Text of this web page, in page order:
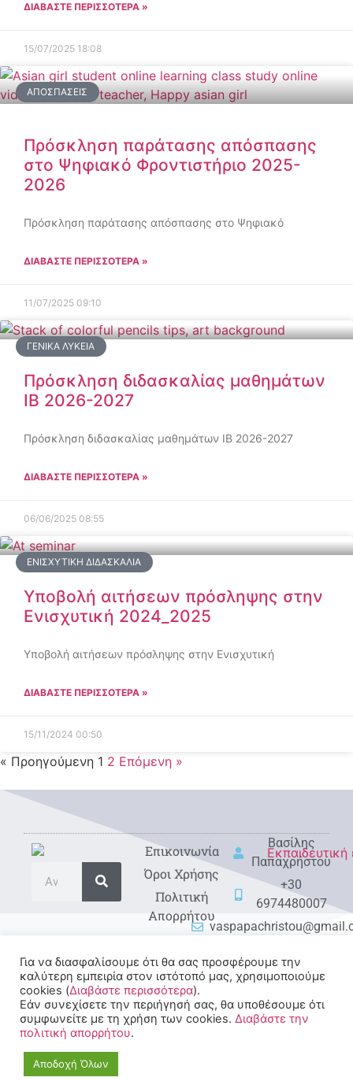
ΔΙΑΒΑΣΤΕ ΠΕΡΙΣΣΟΤΕΡΑ »
15/07/2025 18:08
ΑΠΟΣΠΆΣΕΙΣ
Πρόσκληση παράτασης απόσπασης
στο Ψηφιακό Φροντιστήριο 2025-
2026
Πρόσκληση παράτασης απόσπασης στο Ψηφιακό
ΔΙΑΒΑΣΤΕ ΠΕΡΙΣΣΟΤΕΡΑ »
11/07/2025 09:10
ΓΕΝΙΚΆ ΛΎΚΕΙΑ
Πρόσκληση διδασκαλίας μαθημάτων
ΙΒ 2026-2027
Πρόσκληση διδασκαλίας μαθημάτων ΙΒ 2026-2027
ΔΙΑΒΑΣΤΕ ΠΕΡΙΣΣΟΤΕΡΑ »
06/06/2025 08:55
ΕΝΙΣΧΥΤΙΚΉ ΔΙΔΑΣΚΑΛΊΑ
Υποβολή αιτήσεων πρόσληψης στην
Ενισχυτική 2024_2025
Υποβολή αιτήσεων πρόσληψης στην Ενισχυτική
ΔΙΑΒΑΣΤΕ ΠΕΡΙΣΣΟΤΕΡΑ »
15/11/2024 00:50
« Προηγούμενη 1 2 Επόμενη »
Eπικοινωνία
Όροι Χρήσης
Πολιτική
Απορρήτου
Βασίλης
Παπαχρήστου
+30
6974480007
© 2022-2025 All rights
Reserved.
Για να διασφαλίσουμε ότι θα σας προσφέρουμε την
καλύτερη εμπειρία στον ιστότοπό μας, χρησιμοποιούμε
cookies (Διαβάστε περισσότερα).
Εάν συνεχίσετε την περιήγησή σας, θα υποθέσουμε ότι
συμφωνείτε με τη χρήση των cookies. Διαβάστε την
πολιτική απορρήτου.
Αποδοχή Όλων